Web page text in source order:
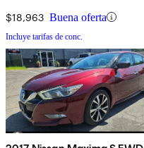
$18,963 Buena oferta
Incluye tarifas de conc.